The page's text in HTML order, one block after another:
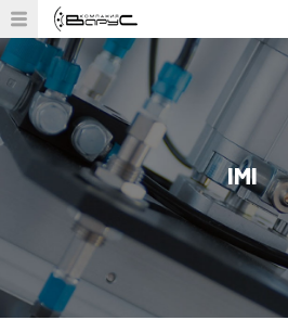
IMI